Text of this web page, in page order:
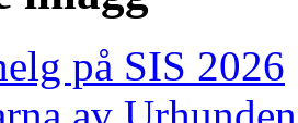
på SIS 2026